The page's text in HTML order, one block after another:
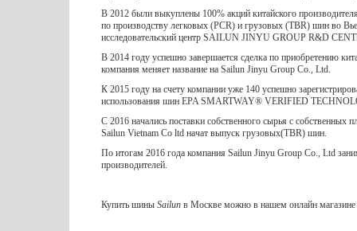
В 2012 были выкуплены 100% акций китайского
по производству легковых (PCR) и грузовых (TBR) шин во
исследовательский центр SAILUN JINYU GROUP R&D
В 2014 году успешно завершается сделка по приобретению
компания меняет название на Sailun Jinyu Group Co., Ltd.
К 2015 году на счету компании уже 140 успешно
использования шин EPA SMARTWAY® VERIFIED
С 2016 начались поставки собственного сырья с
Sailun Vietnam Co ltd начат выпуск грузовых(TBR) шин.
По итогам 2016 года компания Sailun Jinyu Group Co., Ltd
производителей.
Купить шины Sailun в Москве можно в нашем онлайн